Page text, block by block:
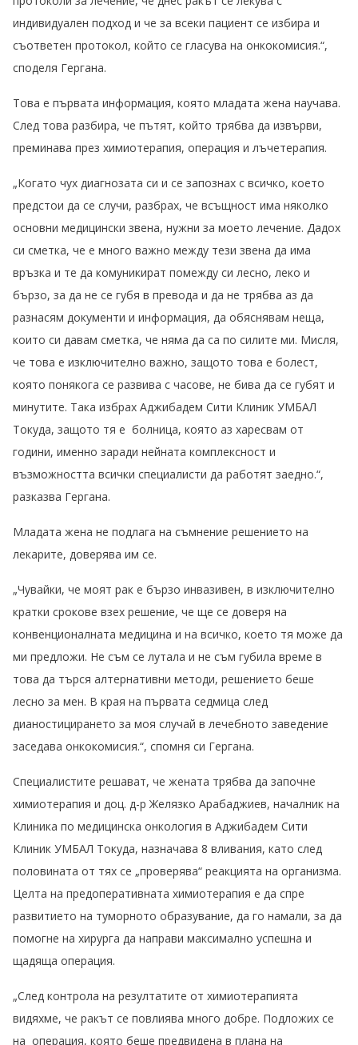
индивидуален подход и че за всеки пациент се избира и
съответен протокол, който се гласува на онкокомисия.“,
споделя Гергана.
Това е първата информация, която младата жена научава.
След това разбира, че пътят, който трябва да извърви,
преминава през химиотерапия, операция и лъчетерапия.
„Когато чух диагнозата си и се запознах с всичко, което
предстои да се случи, разбрах, че всъщност има няколко
основни медицински звена, нужни за моето лечение. Дадох
си сметка, че е много важно между тези звена да има
връзка и те да комуникират помежду си лесно, леко и
бързо, за да не се губя в превода и да не трябва аз да
разнасям документи и информация, да обяснявам неща,
които си давам сметка, че няма да са по силите ми. Мисля,
че това е изключително важно, защото това е болест,
която понякога се развива с часове, не бива да се губят и
минутите. Така избрах Аджибадем Сити Клиник УМБАЛ
Токуда, защото тя е болница, която аз харесвам от
години, именно заради нейната комплексност и
възможността всички специалисти да работят заедно.“,
разказва Гергана.
Младата жена не подлага на съмнение решението на
лекарите, доверява им се.
„Чувайки, че моят рак е бързо инвазивен, в изключително
кратки срокове взех решение, че ще се доверя на
конвенционалната медицина и на всичко, което тя може да
ми предложи. Не съм се лутала и не съм губила време в
това да търся алтернативни методи, решението беше
лесно за мен. В края на първата седмица след
дианостицирането за моя случай в лечебното заведение
заседава онкокомисия.“, спомня си Гергана.
Специалистите решават, че жената трябва да започне
химиотерапия и доц. д-р Желязко Арабаджиев, началник на
Клиника по медицинска онкология в Аджибадем Сити
Клиник УМБАЛ Токуда, назначава 8 вливания, като след
половината от тях се „проверява“ реакцията на организма.
Целта на предоперативната химиотерапия е да спре
развитието на туморното образувание, да го намали, за да
помогне на хирурга да направи максимално успешна и
щадяща операция.
„След контрола на резултатите от химиотерапията
видяхме, че ракът се повлиява много добре. Подложих се
на операция, която беше предвидена в плана на